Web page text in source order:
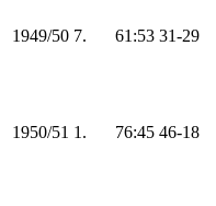
1949/50 7. 61:53 31-29
1950/51 1. 76:45 46-18